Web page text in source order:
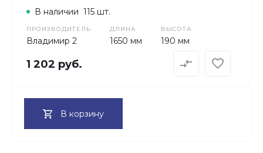
ПРОИЗВОДИТЕЛЬ
Владимир 2
ДЛИНА
1650 мм
ВЫСОТА
190 мм
В наличии 115 шт.
1 202 руб.
В корзину